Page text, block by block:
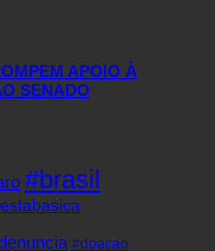
APOIO À
SENADO
#brasil
#doacao